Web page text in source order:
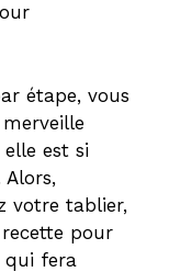
étape, vous
est si
votre tablier,
pour
qui fera